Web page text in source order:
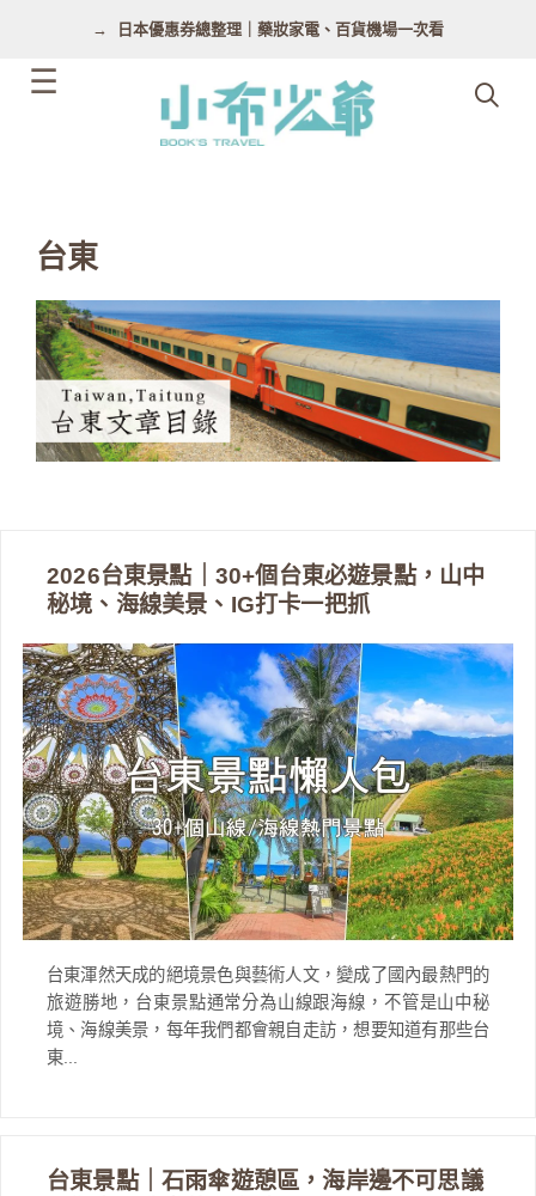
日本優惠券總整理｜藥妝家電、百貨機場一次看
台東
2026台東景點｜30+個台東必遊景點，山中
秘境、海線美景、IG打卡一把抓
台東渾然天成的絕境景色與藝術人文，變成了國內最熱門的
旅遊勝地，台東景點通常分為山線跟海線，不管是山中秘
境、海線美景，每年我們都會親自走訪，想要知道有那些台
東...
台東景點｜石雨傘遊憩區，海岸邊不可思議